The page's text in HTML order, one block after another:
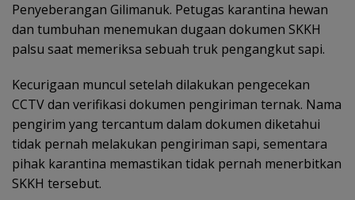
Penyeberangan Gilimanuk. Petugas karantina hewan
dan tumbuhan menemukan dugaan dokumen SKKH
palsu saat memeriksa sebuah truk pengangkut sapi.
Kecurigaan muncul setelah dilakukan pengecekan
CCTV dan verifikasi dokumen pengiriman ternak. Nama
pengirim yang tercantum dalam dokumen diketahui
tidak pernah melakukan pengiriman sapi, sementara
pihak karantina memastikan tidak pernah menerbitkan
SKKH tersebut.